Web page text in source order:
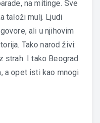
na mitinge. Sve
taloži mulj. Ljudi
ali u njihovim
Tako narod živi:
strah. I tako Beograd
a opet isti kao mnogi